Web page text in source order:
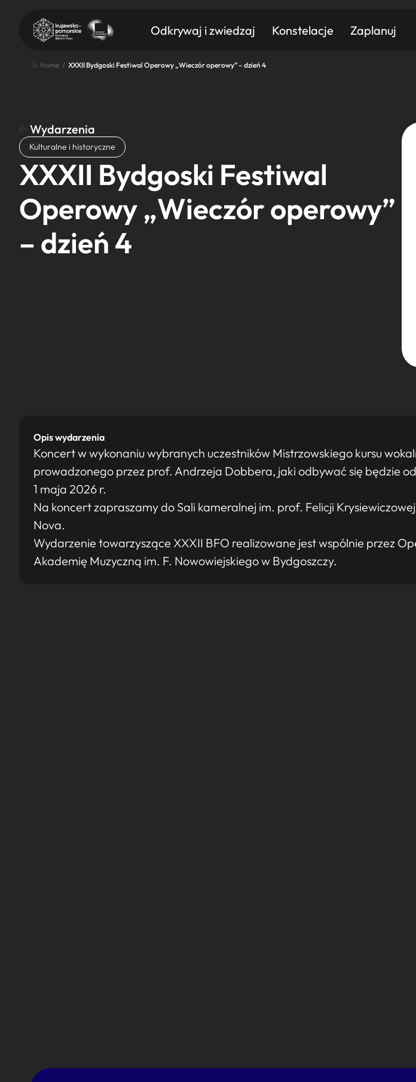
Odkrywaj i zwiedzaj Konstelacje Zaplanuj
Znajdź atrakcję
Nazwa atrakcji
Home / XXXII Bydgoski Festiwal Operowy „Wieczór operowy” – dzień 4
Wydarzenia
Kulturalne i historyczne
XXXII Bydgoski Festiwal
Operowy „Wieczór operowy”
– dzień 4
Opis wydarzenia
Koncert w wykonaniu wybranych uczestników Mistrzowskiego kursu
prowadzonego przez prof. Andrzeja Dobbera, jaki odbywać się będzie
1 maja 2026 r.
Na koncert zapraszamy do Sali kameralnej im. prof. Felicji
Nova.
Wydarzenie towarzyszące XXXII BFO realizowane jest wspólnie przez
Akademię Muzyczną im. F. Nowowiejskiego w Bydgoszczy.